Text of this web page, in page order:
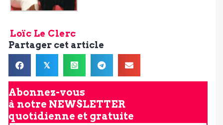
Loïc Le Clerc
Partager cet article
𝕏
Abonnez-vous
à notre NEWSLETTER
quotidienne et gratuite